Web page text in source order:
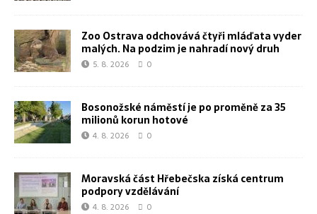
Zoo Ostrava odchovává čtyři mláďata vyder
malých. Na podzim je nahradí nový druh
5. 8. 2026 0
Bosonožské náměstí je po proměně za 35
milionů korun hotové
4. 8. 2026 0
Moravská část Hřebečska získá centrum
podpory vzdělávání
4. 8. 2026 0